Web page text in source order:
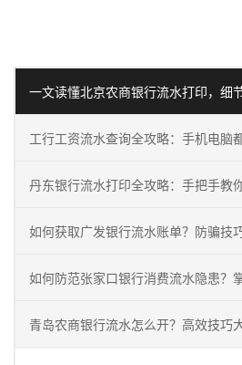
一文读懂北京农商银行流水打印，细
工行工资流水查询全攻略：手机电脑
丹东银行流水打印全攻略：手把手教
如何获取广发银行流水账单？防骗技
如何防范张家口银行消费流水隐患？
青岛农商银行流水怎么开？高效技巧